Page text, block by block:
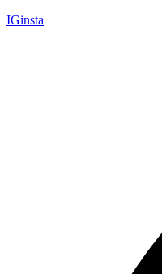
IGinsta